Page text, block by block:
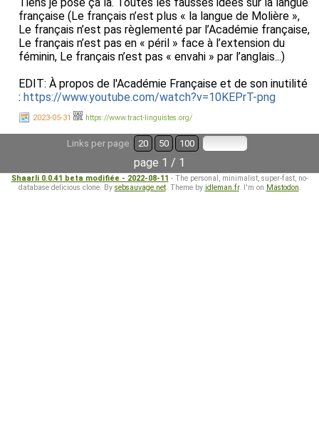
française (Le français n’est plus « la langue de Molière »,
Le français n’est pas règlementé par l’Académie française,
Le français n’est pas en « péril » face à l’extension du
féminin, Le français n’est pas « envahi » par l’anglais...)
EDIT: À propos de l'Académie Française et de son inutilité
: https://www.youtube.com/watch?v=10KEPrT-png
2023-05-31 https://www.tract-linguistes.org/
Links per page: 20 50 100
page 1 / 1
Shaarli 0.0.41 beta modifiée - 2022-08-11 - The personal, minimalist, super-fast, no-
database delicious clone. By sebsauvage.net. Theme by idleman.fr. I'm on Mastodon.